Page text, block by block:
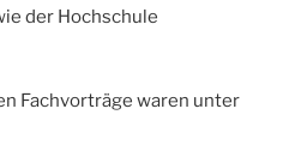
der Hochschule
Fachvorträge waren unter